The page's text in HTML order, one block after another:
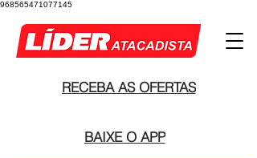
968565471077145
RECEBA AS OFERTAS
BAIXE O APP